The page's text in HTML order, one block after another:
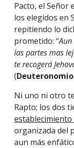
Pacto, el Señor
los elegidos en
repitiendo lo
prometido: “
las partes mas
te recogerá
(Deuteronomio
Ni uno ni otro
Rapto; los dos
establecimiento
organizada del
aun más